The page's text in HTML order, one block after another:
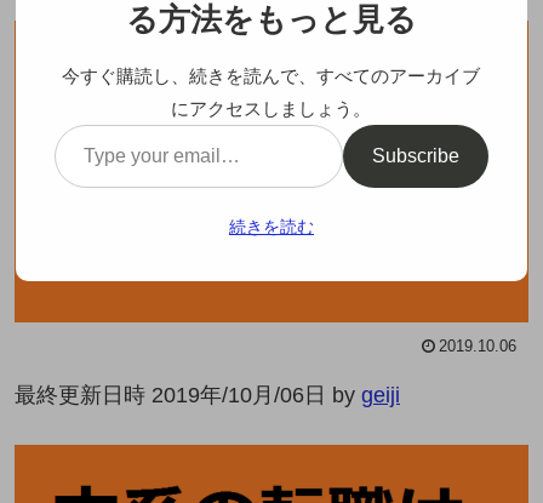
2019.10.06
最終更新日時 2019年/10月/06日 by geiji
る方法をもっと見る
今すぐ購読し、続きを読んで、すべてのアーカイブ
にアクセスしましょう。
Subscribe
続きを読む